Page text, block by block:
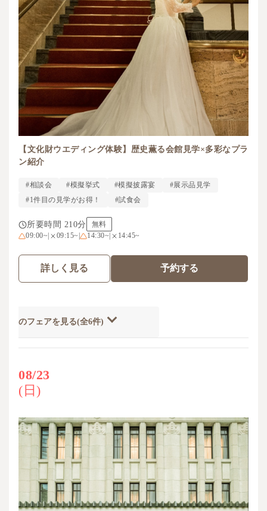
【文化財ウエディング体験】歴史薫る会館見学×多彩なプラ
ン紹介
#相談会 #模擬挙式 #模擬披露宴
#展示品見学
#1件目の見学がお得！
#試食会
所要時間 210分
無料
09:00~
09:15~ 14:30~ 14:45~
詳しく見る 予約する
催のフェアを見る(全6件)
08/23
(日)